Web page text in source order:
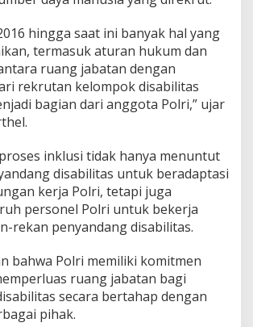
k
a
n
P
e
r
s
a
n
u
a
g
J
a
b
a
hingga saat ini banyak hal yang
termasuk aturan hukum dan
ruang jabatan dengan
rekrutan kelompok disabilitas
bagian dari anggota Polri,” ujar
inklusi tidak hanya menuntut
disabilitas untuk beradaptasi
kerja Polri, tetapi juga
personel Polri untuk bekerja
rekan penyandang disabilitas.
bahwa Polri memiliki komitmen
ruang jabatan bagi
secara bertahap dengan
pihak.